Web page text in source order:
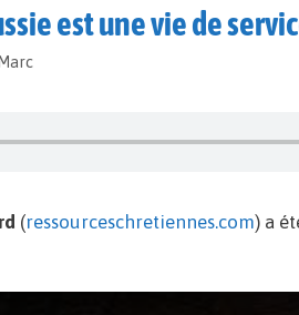
est une vie de
(ressourceschretiennes.com) a